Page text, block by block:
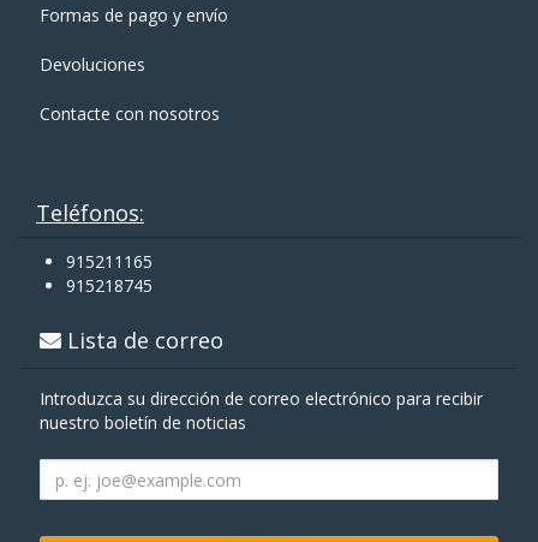
Formas de pago y enví­o
Devoluciones
Contacte con nosotros
Teléfonos:
915211165
915218745
Lista de correo
Introduzca su dirección de correo electrónico para recibir
nuestro boletín de noticias